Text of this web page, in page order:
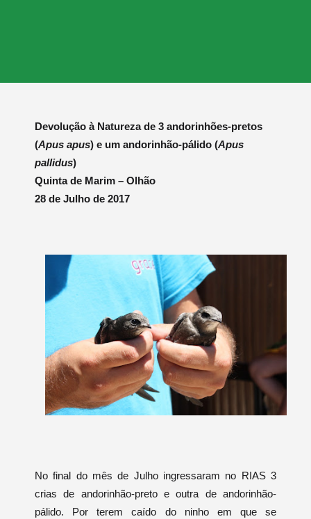
Devolução à Natureza de 3 andorinhões-pretos
(Apus apus) e um andorinhão-pálido (Apus
pallidus)
Quinta de Marim – Olhão
28 de Julho de 2017
No final do mês de Julho ingressaram no RIAS 3
crias de andorinhão-preto e outra de andorinhão-
pálido. Por terem caído do ninho em que se